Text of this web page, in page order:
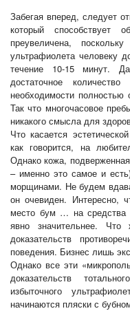
Забегая вперед, следует
который способствует
преувеличена,
ультрафиолета человеку
течение 10-15 минут.
достаточное
необходимости полностью
Так что многочасовое
никакого смысла для
Что касается
как говорится, на
Однако кожа,
– именно это самое и
морщинами. Не будем
он очевиден. Интересно,
место бум … на средства
явно значительнее.
доказательств
поведения. Бизнес лишь
Однако все эти
доказательств
избыточного
начинаются пляски с